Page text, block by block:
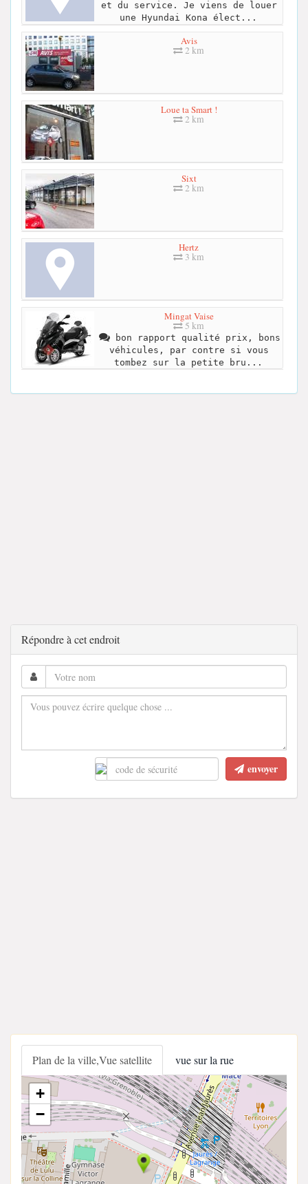
et du service. Je viens de louer
une Hyundai Kona élect...
Avis
2 km
Loue ta Smart !
2 km
Sixt
2 km
Hertz
3 km
Mingat Vaise
5 km
bon rapport qualité prix, bons
véhicules, par contre si vous
tombez sur la petite bru...
Répondre à cet endroit
envoyer
Plan de la ville,Vue satellite vue sur la rue
+
−